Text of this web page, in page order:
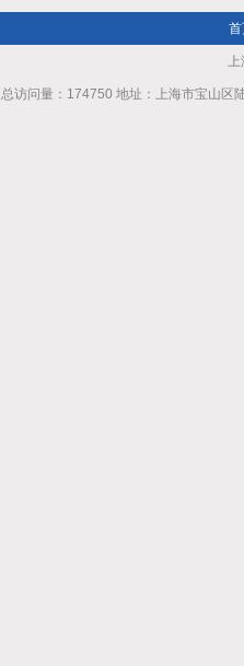
首
总访问量：174750 地址：上海市宝山